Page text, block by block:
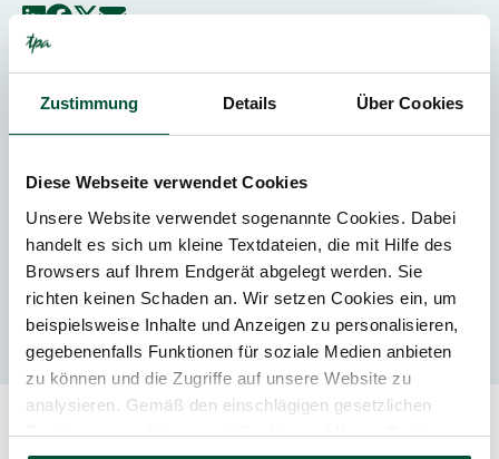
Zustimmung Details Über Cookies
Diese Webseite verwendet Cookies
Unsere Website verwendet sogenannte Cookies. Dabei
handelt es sich um kleine Textdateien, die mit Hilfe des
Browsers auf Ihrem Endgerät abgelegt werden. Sie
richten keinen Schaden an. Wir setzen Cookies ein, um
beispielsweise Inhalte und Anzeigen zu personalisieren,
gegebenenfalls Funktionen für soziale Medien anbieten
zu können und die Zugriffe auf unsere Website zu
analysieren. Gemäß den einschlägigen gesetzlichen
Bestimmungen können wir Cookies auf Ihrem Gerät
Presse
Wolfgang Höfle